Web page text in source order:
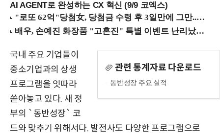
AI AGENT로 완성하는 CX 혁신 (9/9 코엑스)
관련 통계자료 다운로드
동반성장 주요 실적
국내 주요 기업들이
중소기업과의 상생
프로그램을 잇따라
쏟아놓고 있다. 새 정
부의 `동반성장` 코
드와 맞추기 위해서다. 발전사도 다양한 프로그램으로